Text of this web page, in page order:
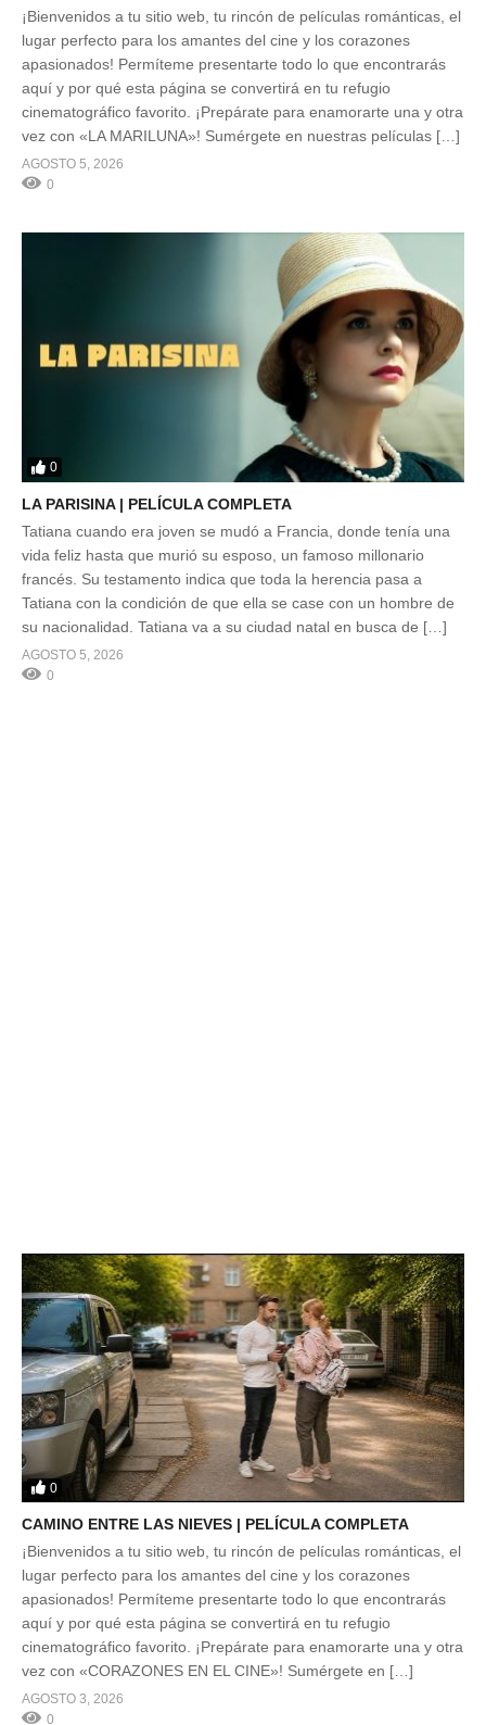
¡Bienvenidos a tu sitio web, tu rincón de películas románticas, el
lugar perfecto para los amantes del cine y los corazones
apasionados! Permíteme presentarte todo lo que encontrarás
aquí y por qué esta página se convertirá en tu refugio
cinematográfico favorito. ¡Prepárate para enamorarte una y otra
vez con «LA MARILUNA»! Sumérgete en nuestras películas […]
AGOSTO 5, 2026
0
0
LA PARISINA | PELÍCULA COMPLETA
Tatiana cuando era joven se mudó a Francia, donde tenía una
vida feliz hasta que murió su esposo, un famoso millonario
francés. Su testamento indica que toda la herencia pasa a
Tatiana con la condición de que ella se case con un hombre de
su nacionalidad. Tatiana va a su ciudad natal en busca de […]
AGOSTO 5, 2026
0
0
CAMINO ENTRE LAS NIEVES | PELÍCULA COMPLETA
¡Bienvenidos a tu sitio web, tu rincón de películas románticas, el
lugar perfecto para los amantes del cine y los corazones
apasionados! Permíteme presentarte todo lo que encontrarás
aquí y por qué esta página se convertirá en tu refugio
cinematográfico favorito. ¡Prepárate para enamorarte una y otra
vez con «CORAZONES EN EL CINE»! Sumérgete en […]
AGOSTO 3, 2026
0